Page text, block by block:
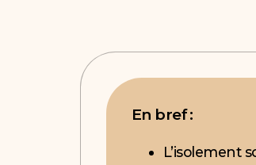
En bref :
L’isolement